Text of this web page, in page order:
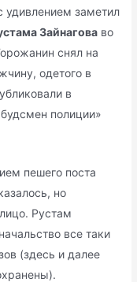
удивлением заметил
Зайнагова во
снял на
одетого в
в
полиции»
пешего поста
но
Рустам
все таки
(здесь и далее